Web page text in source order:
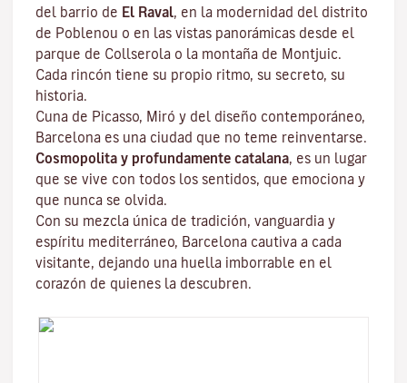
del barrio de El Raval, en la modernidad del distrito
de Poblenou o en las vistas panorámicas desde el
parque de Collserola o la montaña de Montjuic.
Cada rincón tiene su propio ritmo, su secreto, su
historia.
Cuna de Picasso, Miró y del diseño contemporáneo,
Barcelona es una ciudad que no teme reinventarse.
Cosmopolita y profundamente catalana, es un lugar
que se vive con todos los sentidos, que emociona y
que nunca se olvida.
Con su mezcla única de tradición, vanguardia y
espíritu mediterráneo, Barcelona cautiva a cada
visitante, dejando una huella imborrable en el
corazón de quienes la descubren.